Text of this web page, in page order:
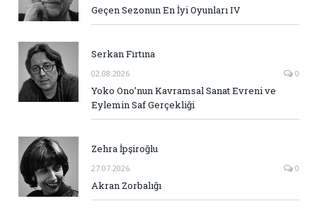
Geçen Sezonun En İyi Oyunları IV
Serkan Fırtına
02.08.2026 0
Yoko Ono’nun Kavramsal Sanat Evreni ve
Eylemin Saf Gerçekliği
Zehra İpşiroğlu
27.07.2026 0
Akran Zorbalığı